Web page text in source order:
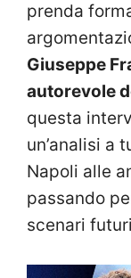
prenda
Giuseppe
autorevole
questa
un’analisi a
Napoli alle
passando
scenari